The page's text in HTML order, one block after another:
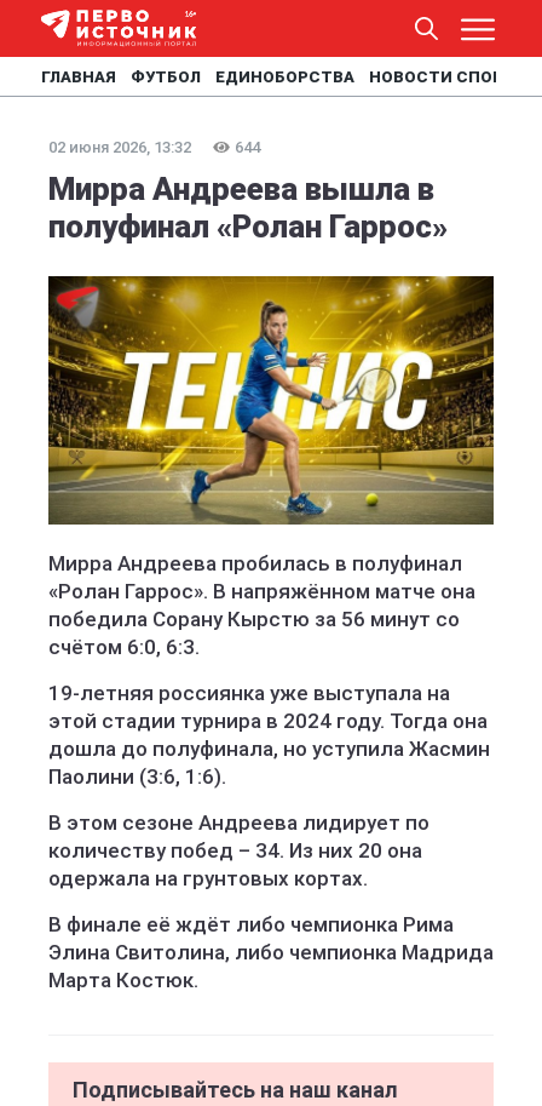
ГЛАВНАЯ ФУТБОЛ ЕДИНОБОРСТВА НОВОСТИ СПОРТА
02 июня 2026, 13:32 644
Мирра Андреева вышла в
полуфинал «Ролан Гаррос»
Мирра Андреева пробилась в полуфинал
«Ролан Гаррос». В напряжённом матче она
победила Сорану Кырстю за 56 минут со
счётом 6:0, 6:3.
19-летняя россиянка уже выступала на
этой стадии турнира в 2024 году. Тогда она
дошла до полуфинала, но уступила Жасмин
Паолини (3:6, 1:6).
В этом сезоне Андреева лидирует по
количеству побед – 34. Из них 20 она
одержала на грунтовых кортах.
В финале её ждёт либо чемпионка Рима
Элина Свитолина, либо чемпионка Мадрида
Марта Костюк.
Подписывайтесь на наш канал